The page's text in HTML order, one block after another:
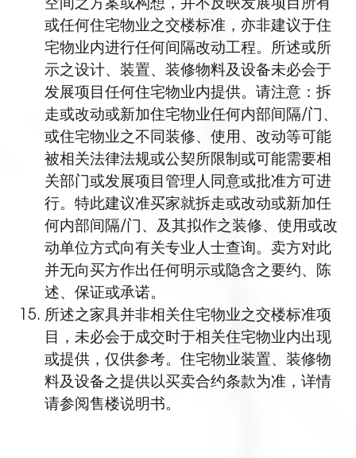
或任何住宅物业之交楼标准，亦非建议于住
宅物业内进行任何间隔改动工程。所述或所
示之设计、装置、装修物料及设备未必会于
发展项目任何住宅物业内提供。请注意：拆
走或改动或新加住宅物业任何内部间隔/门、
或住宅物业之不同装修、使用、改动等可能
被相关法律法规或公契所限制或可能需要相
关部门或发展项目管理人同意或批准方可进
行。特此建议准买家就拆走或改动或新加任
何内部间隔/门、及其拟作之装修、使用或改
动单位方式向有关专业人士查询。卖方对此
并无向买方作出任何明示或隐含之要约、陈
述、保证或承诺。
所述之家具并非相关住宅物业之交楼标准项
目，未必会于成交时于相关住宅物业内出现
或提供，仅供参考。住宅物业装置、装修物
料及设备之提供以买卖合约条款为准，详情
请参阅售楼说明书。